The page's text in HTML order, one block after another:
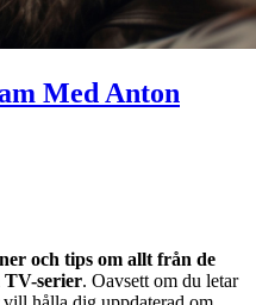
Med Anton
och tips om allt från de
TV-serier. Oavsett om du letar